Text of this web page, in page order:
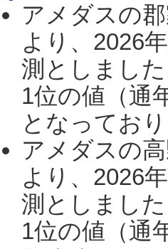
アメダスの
より、2026
測としまし
1位の値（通
となってお
アメダスの
より、2026
測としまし
1位の値（通